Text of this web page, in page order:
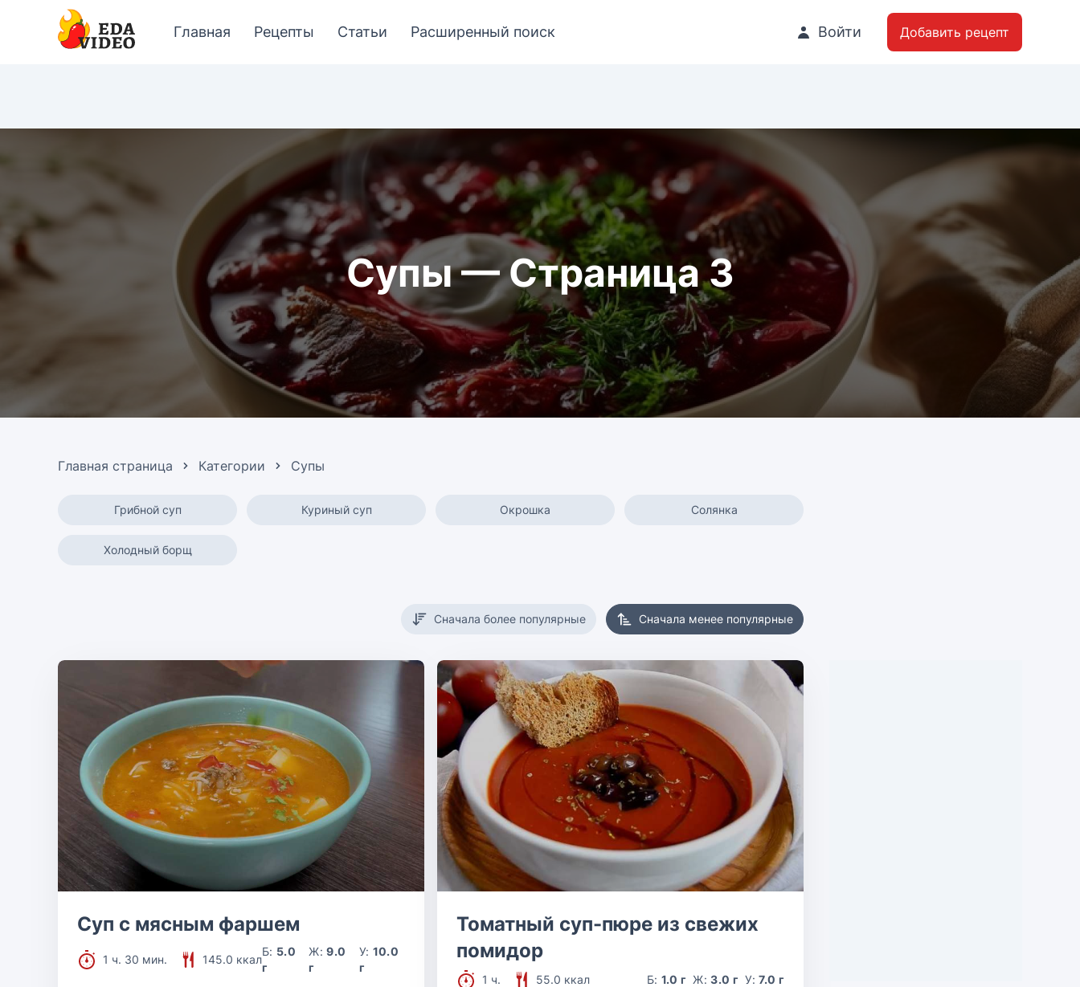
Главная Рецепты Статьи Расширенный поиск Войти Добавить рецепт
Супы — Страница 3
Главная страница Категории Супы
Грибной суп Куриный суп Окрошка Солянка
Холодный борщ
Сначала более популярные Сначала менее популярные
Суп с мясным фаршем
1 ч. 30 мин. 145.0 ккал
Б: 5.0
г
Ж:9.0
г
У: 10.0
г
Томатный суп-пюре из свежих
помидор
1 ч. 55.0 ккал Б: 1.0 г Ж:3.0 г У:7.0 г